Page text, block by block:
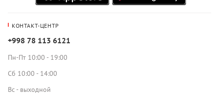
КОНТАКТ-ЦЕНТР
+998 78 113 6121
Пн-Пт 10:00 - 19:00
Сб 10:00 - 14:00
Вс - выходной